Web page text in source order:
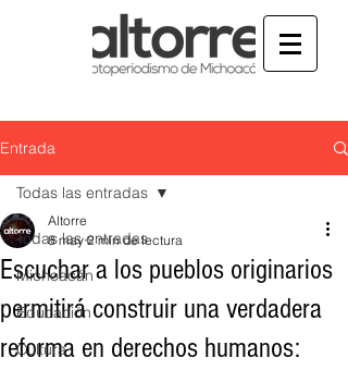
Entrada
Todas las entradas
Michoacán
Educación
Cultura
Todas las entradas
Escuchar a los pueblos originarios
permitirá construir una verdadera
reforma en derechos humanos:
Altorre
8 may 2 min de lectura